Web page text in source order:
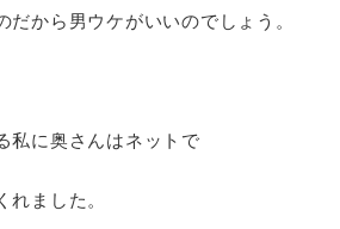
だから男ウケがいいのでしょう。
私に奥さんはネットで
れました。